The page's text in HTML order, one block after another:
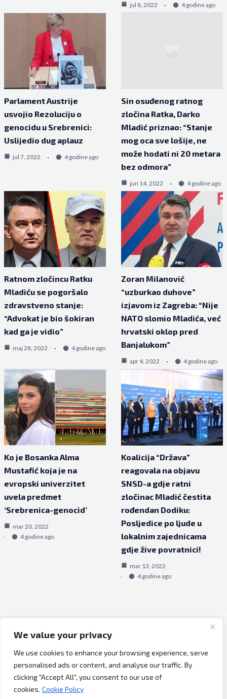
We value your privacy
We use cookies to enhance your browsing experience, serve
personalised ads or content, and analyse our traffic. By
clicking "Accept All", you consent to our use of
cookies. Cookie Policy
jul 8, 2022 4 godine ago
Parlament Austrije
usvojio Rezoluciju o
genocidu u Srebrenici:
Uslijedio dug aplauz
jul 7, 2022 4 godine ago
Sin osuđenog ratnog
zločina Ratka, Darko
Mladić priznao: “Stanje
mog oca sve lošije, ne
može hodati ni 20 metara
bez odmora”
jun 14, 2022 4 godine ago
Ratnom zločincu Ratku
Mladiću se pogoršalo
zdravstveno stanje:
“Advokat je bio šokiran
kad ga je vidio”
maj 28, 2022 4 godine ago
Zoran Milanović
“uzburkao duhove”
izjavom iz Zagreba: “Nije
NATO slomio Mladića, već
hrvatski oklop pred
Banjalukom”
apr 4, 2022 4 godine ago
Ko je Bosanka Alma
Mustafić koja je na
evropski univerzitet
uvela predmet
‘Srebrenica-genocid’
mar 20, 2022
4 godine ago
Koalicija “Država”
reagovala na objavu
SNSD-a gdje ratni
zločinac Mladić čestita
rođendan Dodiku:
Posljedice po ljude u
lokalnim zajednicama
gdje žive povratnici!
mar 13, 2022
4 godine ago
Copyright © 2026 Bh Dijaspora.
O nama
Marketing
Uslovi korištenja